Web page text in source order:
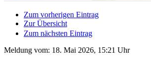
Zum vorherigen Eintrag
Zur Übersicht
Zum nächsten Eintrag
Meldung vom: 18. Mai 2026, 15:21 Uhr